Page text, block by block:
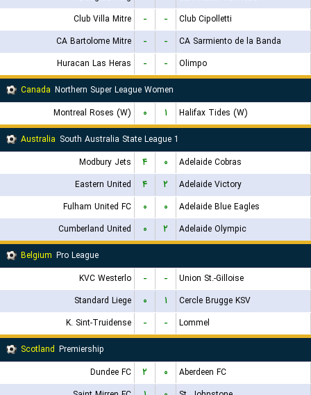
Club Villa Mitre
- -
Club Cipolletti
CA Bartolome Mitre
- -
CA Sarmiento de la Banda
Huracan Las Heras
- -
Olimpo
Canada Northern Super League Women
Montreal Roses (W)
۰ ۱
Halifax Tides (W)
Australia South Australia State League 1
Modbury Jets
۴ ۰
Adelaide Cobras
Eastern United
۴ ۲
Adelaide Victory
Fulham United FC
۰ ۰
Adelaide Blue Eagles
Cumberland United
۰ ۲
Adelaide Olympic
Belgium Pro League
KVC Westerlo
- -
Union St.-Gilloise
Standard Liege
۰ ۱
Cercle Brugge KSV
K. Sint-Truidense
- -
Lommel
Scotland Premiership
Dundee FC
۲ ۰
Aberdeen FC